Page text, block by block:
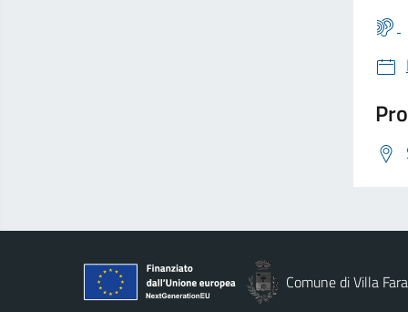
Comune di Villa